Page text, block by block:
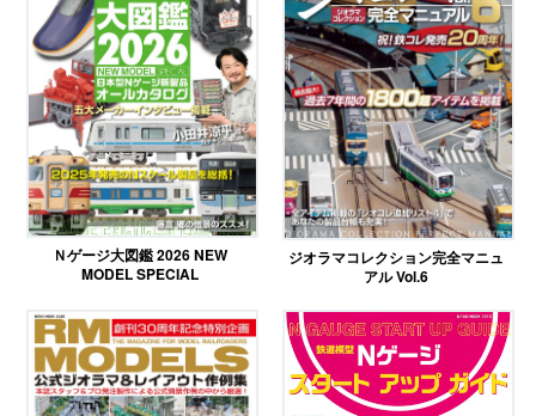
Ｎゲージ大図鑑 2026 NEW
MODEL SPECIAL
ジオラマコレクション完全マニュ
アル Vol.6